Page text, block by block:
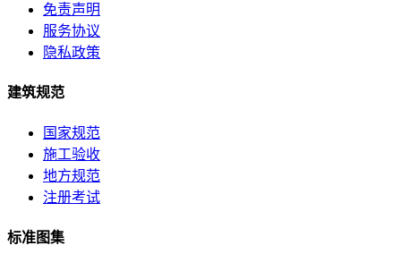
免责声明
服务协议
隐私政策
建筑规范
国家规范
施工验收
地方规范
注册考试
标准图集